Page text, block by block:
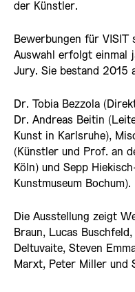
der Künstler.
Bewerbungen für
Auswahl erfolgt einmal
Jury. Sie bestand 2015
Dr. Tobia Bezzola
Dr. Andreas Beitin
Kunst in Karlsruhe),
(Künstler und Prof. an
Köln) und Sepp
Kunstmuseum Bochum).
Die Ausstellung zeigt
Braun, Lucas
Deltuvaite, Steven
Marxt, Peter Miller und